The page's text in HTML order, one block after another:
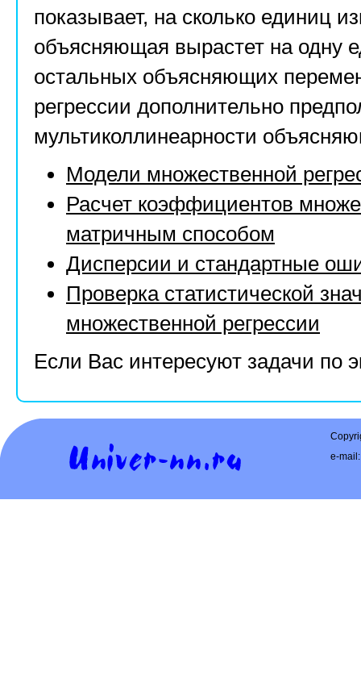
показывает, на сколько единиц
объясняющая вырастет на одну
остальных объясняющих
регрессии дополнительно
мультиколлинеарности
Модели множественной
Расчет коэффициентов
матричным способом
Дисперсии и стандартные
Проверка статистической
множественной регрессии
Если Вас интересуют задачи по
e-